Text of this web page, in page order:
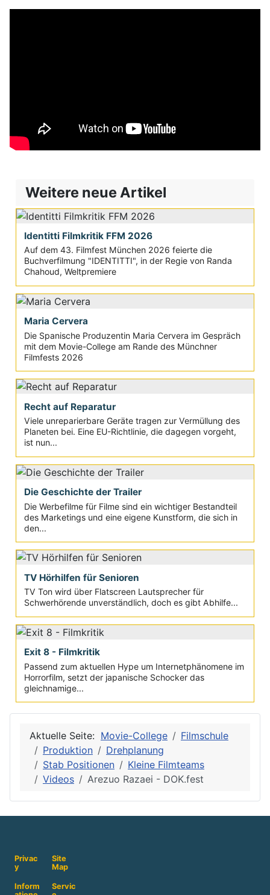
Weitere neue Artikel
Identitti Filmkritik FFM 2026
Auf dem 43. Filmfest München 2026 feierte die
Buchverfilmung "IDENTITTI", in der Regie von Randa
Chahoud, Weltpremiere
Maria Cervera
Die Spanische Produzentin Maria Cervera im Gespräch
mit dem Movie-College am Rande des Münchner
Filmfests 2026
Recht auf Reparatur
Viele unreparierbare Geräte tragen zur Vermüllung des
Planeten bei. Eine EU-Richtlinie, die dagegen vorgeht,
ist nun...
Die Geschichte der Trailer
Die Werbefilme für Filme sind ein wichtiger Bestandteil
des Marketings und eine eigene Kunstform, die sich in
den...
TV Hörhilfen für Senioren
TV Ton wird über Flatscreen Lautsprecher für
Schwerhörende unverständlich, doch es gibt Abhilfe...
Exit 8 - Filmkritik
Passend zum aktuellen Hype um Internetphänomene im
Horrorfilm, setzt der japanische Schocker das
gleichnamige...
Aktuelle Seite: Movie-College
Filmschule
Produktion
Drehplanung
Stab Positionen
Kleine Filmteams
Videos
Arezuo Razaei - DOK.fest
Privac
y
Site
Map
Inform
Servic